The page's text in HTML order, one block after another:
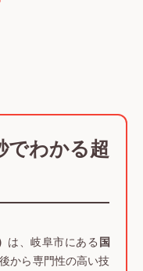
でわかる超
は、岐阜市にある 国
から専門性の高い技